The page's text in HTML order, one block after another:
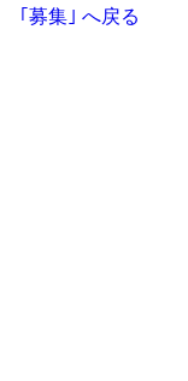
｢募集｣ へ戻る